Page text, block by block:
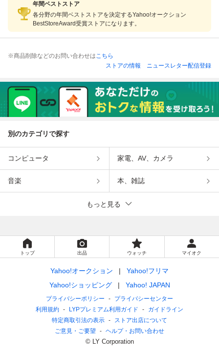
年間ベストストア
各分野の年間ベストストアを決定するYahoo!オークション
BestStoreAward受賞ストアになります。
※商品削除などのお問い合わせはこちら
ストアの情報
ニュースレター配信登録
別のカテゴリで探す
コンピュータ 家電、AV、カメラ
音楽 本、雑誌
もっと見る
トップ 出品 ウォッチ マイオク
Yahoo!オークション
Yahoo!フリマ
Yahoo!ショッピング
Yahoo! JAPAN
プライバシーポリシー
プライバシーセンター
利用規約
LYPプレミアム利用ガイド
ガイドライン
特定商取引法の表示
ストア出店について
ご意見・ご要望
ヘルプ・お問い合わせ
© LY Corporation